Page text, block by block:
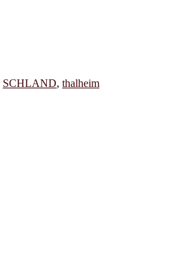
SCHLAND, thalheim